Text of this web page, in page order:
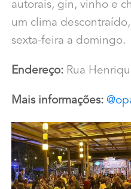
autorais, gin, vinho e
um clima
sexta-feira a domingo.
Endereço: Rua
Mais informações:@